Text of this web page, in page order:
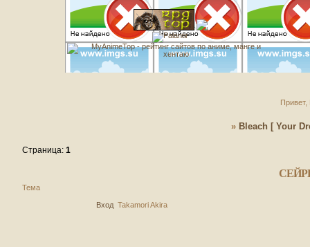
Привет,
» Bleach [ Your
Страница:1
Тема
Вход Takamori Akira